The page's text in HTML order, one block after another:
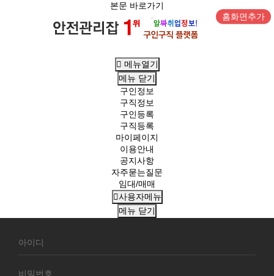
본문 바로가기
홈화면추가
메뉴열기
메뉴 닫기
구인정보
구직정보
구인등록
구직등록
마이페이지
이용안내
공지사항
자주묻는질문
임대/매매
사용자메뉴
메뉴 닫기
원
그